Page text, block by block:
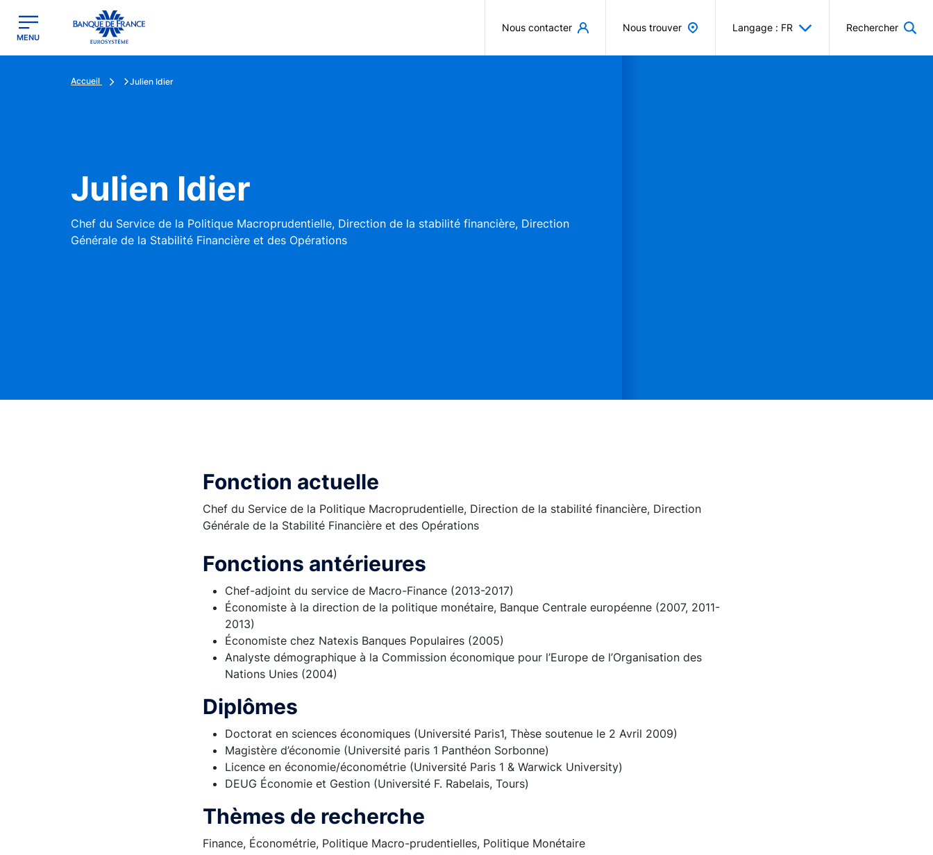
Banque de France - Menu Principal
MENU
Nous contacter Nous trouver Langage : FR Rechercher
Accueil Julien Idier
Julien Idier
Chef du Service de la Politique Macroprudentielle, Direction de la stabilité financière, Direction
Générale de la Stabilité Financière et des Opérations
Fonction actuelle
Chef du Service de la Politique Macroprudentielle, Direction de la stabilité financière, Direction
Générale de la Stabilité Financière et des Opérations
Fonctions antérieures
Chef-adjoint du service de Macro-Finance (2013-2017)
Économiste à la direction de la politique monétaire, Banque Centrale européenne (2007, 2011-
2013)
Économiste chez Natexis Banques Populaires (2005)
Analyste démographique à la Commission économique pour l’Europe de l’Organisation des
Nations Unies (2004)
Diplômes
Doctorat en sciences économiques (Université Paris1, Thèse soutenue le 2 Avril 2009)
Magistère d’économie (Université paris 1 Panthéon Sorbonne)
Licence en économie/économétrie (Université Paris 1 & Warwick University)
DEUG Économie et Gestion (Université F. Rabelais, Tours)
Thèmes de recherche
Finance, Économétrie, Politique Macro-prudentielles, Politique Monétaire